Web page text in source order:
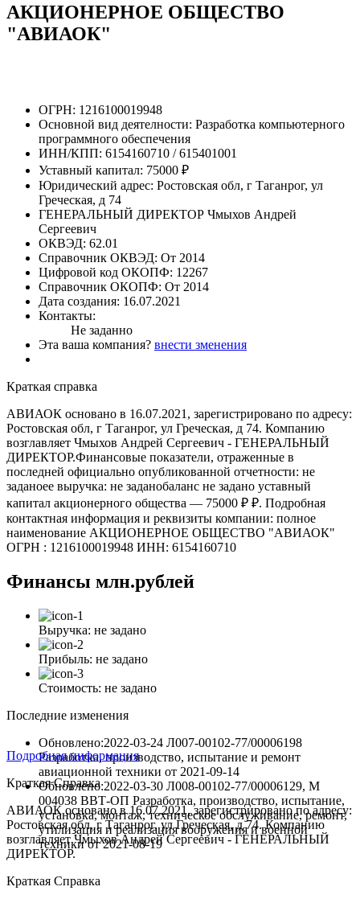
АКЦИОНЕРНОЕ ОБЩЕСТВО
"АВИАОК"
ОГРН: 1216100019948
Основной вид деятелности: Разработка компьютерного
программного обеспечения
ИНН/КПП: 6154160710 / 615401001
Уставный капитал: 75000 ₽
Юридический адрес: Ростовская обл, г Таганрог, ул
Греческая, д 74
ГЕНЕРАЛЬНЫЙ ДИРЕКТОР Чмыхов Андрей
Сергеевич
ОКВЭД: 62.01
Справочник ОКВЭД: От 2014
Цифровой код ОКОПФ: 12267
Справочник ОКОПФ: От 2014
Дата создания: 16.07.2021
Контакты:
Не заданно
Эта ваша компания? внести зменения
Краткая справка
АВИАОК основано в 16.07.2021, зарегистрировано по адресу:
Ростовская обл, г Таганрог, ул Греческая, д 74. Компанию
возглавляет Чмыхов Андрей Сергеевич - ГЕНЕРАЛЬНЫЙ
ДИРЕКТОР.Финансовые показатели, отраженные в
последней официально опубликованной отчетности: не
заданоее выручка: не заданобаланс не задано уставный
капитал акционерного общества — 75000 ₽ ₽. Подробная
контактная информация и реквизиты компании: полное
наименование АКЦИОНЕРНОЕ ОБЩЕСТВО "АВИАОК"
ОГРН : 1216100019948 ИНН: 6154160710
Финансы млн.рублей
Выручка: не задано
Прибыль: не задано
Стоимость: не задано
Последние изменения
Обновлено:2022-03-24 Л007-00102-77/00006198
Разработка, производство, испытание и ремонт
авиационной техники от 2021-09-14
Обновлено:2022-03-30 Л008-00102-77/00006129, М
004038 ВВТ-ОП Разработка, производство, испытание,
установка, монтаж, техническое обслуживание, ремонт,
утилизация и реализация вооружения и военной
техникиот2021-08-19
Подробная информация
Краткая Справка
АВИАОК основано в 16.07.2021, зарегистрировано по адресу:
Ростовская обл, г Таганрог, ул Греческая, д 74. Компанию
возглавляет Чмыхов Андрей Сергеевич - ГЕНЕРАЛЬНЫЙ
ДИРЕКТОР.
Краткая Справка